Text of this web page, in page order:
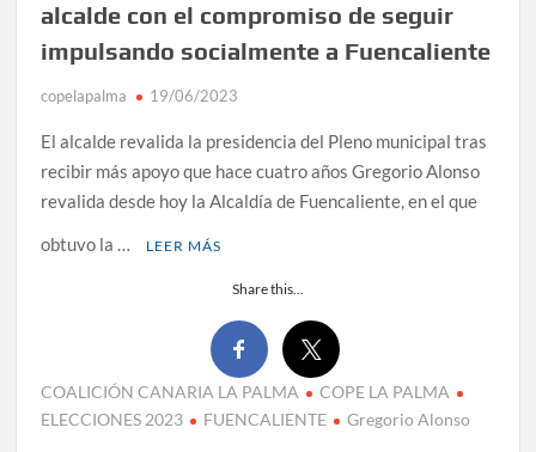
alcalde con el compromiso de seguir
impulsando socialmente a Fuencaliente
copelapalma 19/06/2023
El alcalde revalida la presidencia del Pleno municipal tras
recibir más apoyo que hace cuatro años Gregorio Alonso
revalida desde hoy la Alcaldía de Fuencaliente, en el que
obtuvo la …
LEER MÁS
Share this...
COALICIÓN CANARIA LA PALMA
COPE LA PALMA
ELECCIONES 2023
FUENCALIENTE Gregorio Alonso